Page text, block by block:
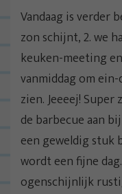
Vandaag is verder
zon schijnt, 2. we
keuken-meeting
vanmiddag om
zien. Jeeeej!
de barbecue aan
een geweldig stuk
wordt een fijne
ogenschijnlijk